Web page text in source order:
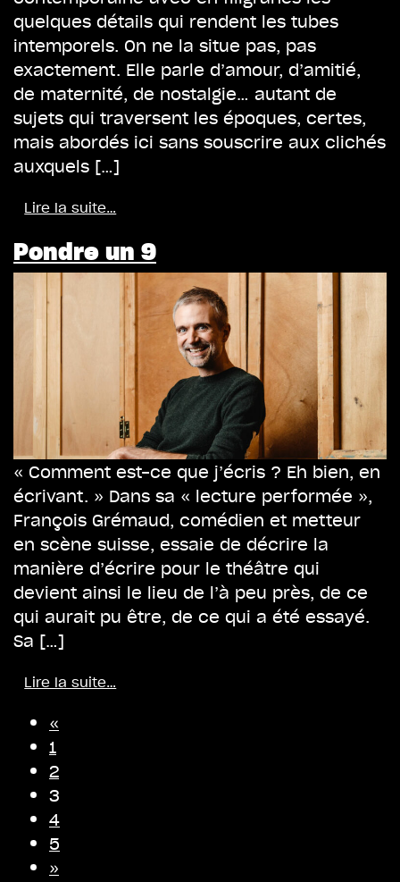
quelques détails qui rendent les tubes
intemporels. On ne la situe pas, pas
exactement. Elle parle d’amour, d’amitié,
de maternité, de nostalgie… autant de
sujets qui traversent les époques, certes,
mais abordés ici sans souscrire aux clichés
auxquels […]
Lire la suite…
Pondre un 9
« Comment est-ce que j’écris ? Eh bien, en
écrivant. » Dans sa « lecture performée »,
François Grémaud, comédien et metteur
en scène suisse, essaie de décrire la
manière d’écrire pour le théâtre qui
devient ainsi le lieu de l’à peu près, de ce
qui aurait pu être, de ce qui a été essayé.
Sa […]
Lire la suite…
«
1
2
3
4
5
»